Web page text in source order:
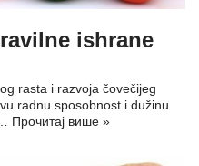
ishrane
rasta i razvoja čovečijeg
radnu sposobnost i dužinu
Прочитај више »